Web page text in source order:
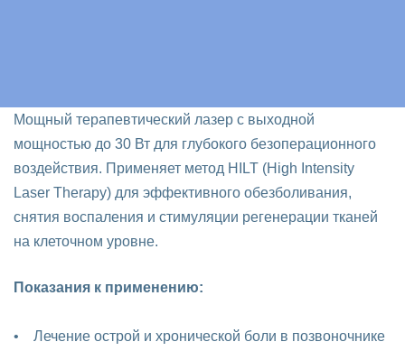
Мощный терапевтический лазер с выходной
мощностью до 30 Вт для глубокого безоперационного
воздействия. Применяет метод HILT (High Intensity
Laser Therapy) для эффективного обезболивания,
снятия воспаления и стимуляции регенерации тканей
на клеточном уровне.
Показания к применению:
• Лечение острой и хронической боли в позвоночнике